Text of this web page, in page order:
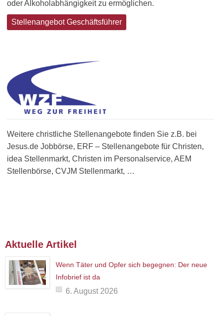
oder Alkoholabhängigkeit zu ermöglichen.
Stellenangebot Geschäftsführer
Weitere christliche Stellenangebote finden Sie z.B. bei
Jesus.de Jobbörse, ERF – Stellenangebote für Christen,
idea Stellenmarkt, Christen im Personalservice, AEM
Stellenbörse, CVJM Stellenmarkt, …
Aktuelle Artikel
Wenn Täter und Opfer sich begegnen: Der neue
Infobrief ist da
6. August 2026